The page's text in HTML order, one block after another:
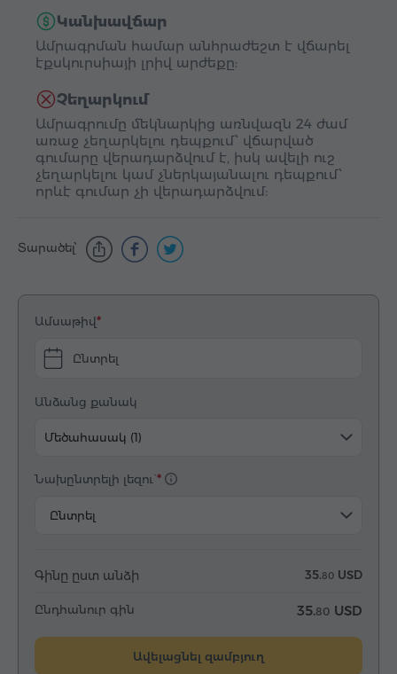
Կանխավճար
Ամրագրման համար անհրաժեշտ է վճարել
էքսկուրսիայի լրիվ արժեքը:
Չեղարկում
Ամրագրումը մեկնարկից առնվազն 24 ժամ
առաջ չեղարկելու դեպքում՝ վճարված
գումարը վերադարձվում է, իսկ ավելի ուշ
չեղարկելու կամ չներկայանալու դեպքում՝
որևէ գումար չի վերադարձվում:
Տարածել՝
Ամսաթիվ
Ընտրել
Անձանց քանակ
Մեծահասակ (1)
Նախընտրելի լեզու`
Ընտրել
Գինը ըստ անձի 35.80 USD
Ընդհանուր գին 35.80 USD
Ավելացնել զամբյուղ